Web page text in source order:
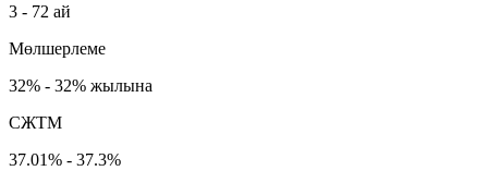
3 - 72 ай
Мөлшерлеме
32% - 32% жылына
СЖТМ
37.01% - 37.3%